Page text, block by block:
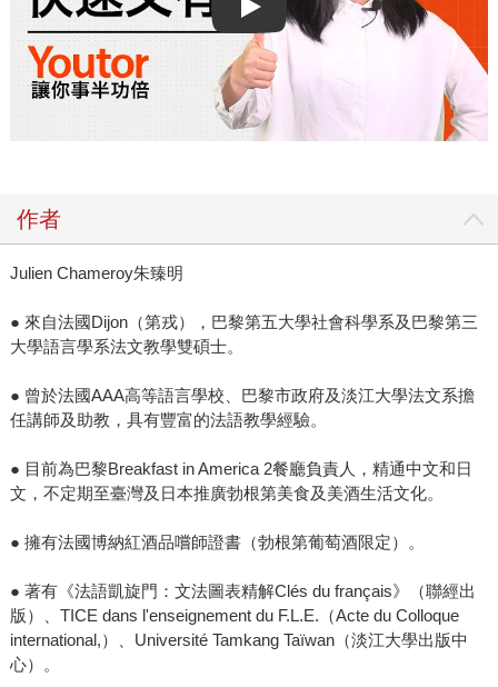
Play video
作者
Julien Chameroy朱臻明
● 來自法國Dijon（第戎），巴黎第五大學社會科學系及巴黎第三
大學語言學系法文教學雙碩士。
● 曾於法國AAA高等語言學校、巴黎市政府及淡江大學法文系擔
任講師及助教，具有豐富的法語教學經驗。
● 目前為巴黎Breakfast in America 2餐廳負責人，精通中文和日
文，不定期至臺灣及日本推廣勃根第美食及美酒生活文化。
● 擁有法國博納紅酒品嚐師證書（勃根第葡萄酒限定）。
● 著有《法語凱旋門：文法圖表精解Clés du français》（聯經出
版）、TICE dans l'enseignement du F.L.E.（Acte du Colloque
international,）、Université Tamkang Taïwan（淡江大學出版中
心）。